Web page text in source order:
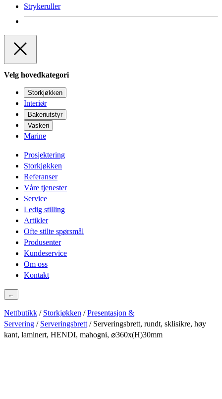
Strykeruller
Velg hovedkategori
Storkjøkken
Interiør
Bakeriutstyr
Vaskeri
Marine
Prosjektering
Storkjøkken
Referanser
Våre tjenester
Service
Ledig stilling
Artikler
Ofte stilte spørsmål
Produsenter
Kundeservice
Om oss
Kontakt
←
Nettbutikk / Storkjøkken /Presentasjon &
Servering / Serveringsbrett / Serveringsbrett, rundt, sklisikre, høy
kant, laminert, HENDI, mahogni, ⌀360x(H)30mm